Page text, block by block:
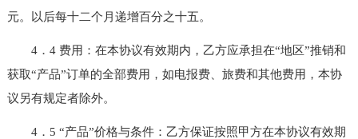
元。以后每十二个月递增百分之十五。
4．4 费用：在本协议有效期内，乙方应承担在“地区”推销和
获取“产品”订单的全部费用，如电报费、旅费和其他费用，本协
议另有规定者除外。
4．5 “产品”价格与条件：乙方保证按照甲方在本协议有效期